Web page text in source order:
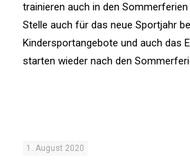
trainieren auch in den Sommerferien
Stelle auch für das neue Sportjahr
Kindersportangebote und auch das
starten wieder nach den
1. August 2020